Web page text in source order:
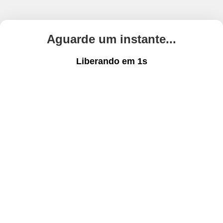
Aguarde um instante...
Liberando em 1s